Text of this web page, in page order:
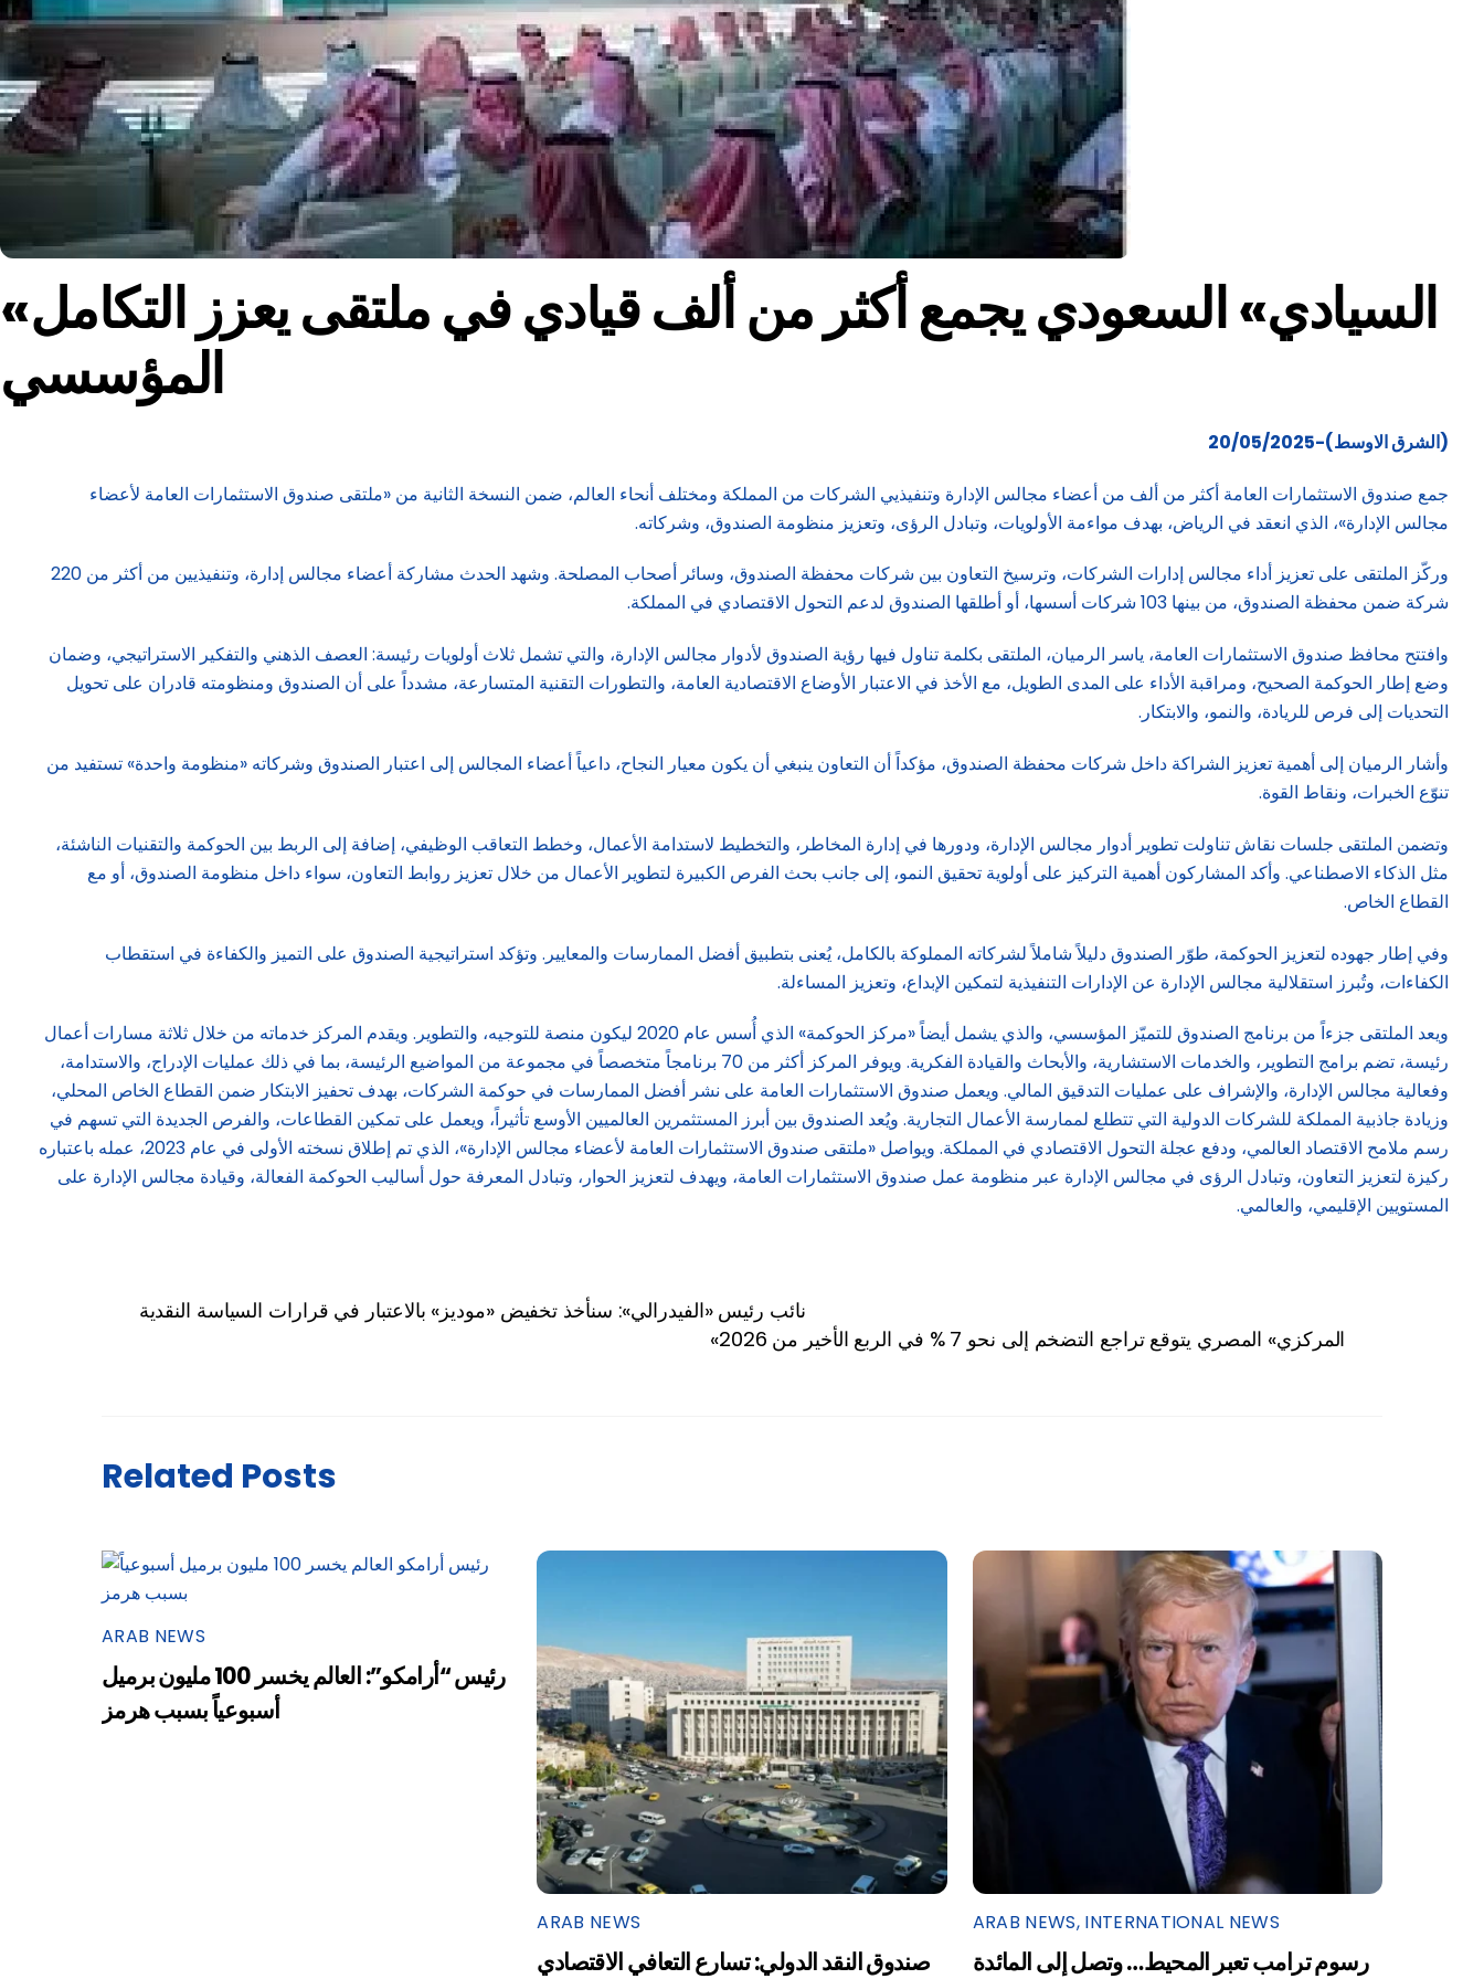
«السيادي» السعودي يجمع أكثر من ألف قيادي في ملتقى يعزز التكامل
المؤسسي
(الشرق الاوسط)-20/05/2025
جمع صندوق الاستثمارات العامة أكثر من ألف من أعضاء مجالس الإدارة وتنفيذيي الشركات من المملكة ومختلف أنحاء العالم، ضمن النسخة الثانية من «ملتقى صندوق الاستثمارات العامة لأعضاء
مجالس الإدارة»، الذي انعقد في الرياض، بهدف مواءمة الأولويات، وتبادل الرؤى، وتعزيز منظومة الصندوق، وشركاته.
وركّز الملتقى على تعزيز أداء مجالس إدارات الشركات، وترسيخ التعاون بين شركات محفظة الصندوق، وسائر أصحاب المصلحة. وشهد الحدث مشاركة أعضاء مجالس إدارة، وتنفيذيين من أكثر من 220
شركة ضمن محفظة الصندوق، من بينها 103 شركات أسسها، أو أطلقها الصندوق لدعم التحول الاقتصادي في المملكة.
وافتتح محافظ صندوق الاستثمارات العامة، ياسر الرميان، الملتقى بكلمة تناول فيها رؤية الصندوق لأدوار مجالس الإدارة، والتي تشمل ثلاث أولويات رئيسة: العصف الذهني والتفكير الاستراتيجي، وضمان
وضع إطار الحوكمة الصحيح، ومراقبة الأداء على المدى الطويل، مع الأخذ في الاعتبار الأوضاع الاقتصادية العامة، والتطورات التقنية المتسارعة، مشدداً على أن الصندوق ومنظومته قادران على تحويل
التحديات إلى فرص للريادة، والنمو، والابتكار.
وأشار الرميان إلى أهمية تعزيز الشراكة داخل شركات محفظة الصندوق، مؤكداً أن التعاون ينبغي أن يكون معيار النجاح، داعياً أعضاء المجالس إلى اعتبار الصندوق وشركاته «منظومة واحدة» تستفيد من
تنوّع الخبرات، ونقاط القوة.
وتضمن الملتقى جلسات نقاش تناولت تطوير أدوار مجالس الإدارة، ودورها في إدارة المخاطر، والتخطيط لاستدامة الأعمال، وخطط التعاقب الوظيفي، إضافة إلى الربط بين الحوكمة والتقنيات الناشئة،
مثل الذكاء الاصطناعي. وأكد المشاركون أهمية التركيز على أولوية تحقيق النمو، إلى جانب بحث الفرص الكبيرة لتطوير الأعمال من خلال تعزيز روابط التعاون، سواء داخل منظومة الصندوق، أو مع
القطاع الخاص.
وفي إطار جهوده لتعزيز الحوكمة، طوّر الصندوق دليلاً شاملاً لشركاته المملوكة بالكامل، يُعنى بتطبيق أفضل الممارسات والمعايير. وتؤكد استراتيجية الصندوق على التميز والكفاءة في استقطاب
الكفاءات، وتُبرز استقلالية مجالس الإدارة عن الإدارات التنفيذية لتمكين الإبداع، وتعزيز المساءلة.
ويعد الملتقى جزءاً من برنامج الصندوق للتميّز المؤسسي، والذي يشمل أيضاً «مركز الحوكمة» الذي أُسس عام 2020 ليكون منصة للتوجيه، والتطوير. ويقدم المركز خدماته من خلال ثلاثة مسارات أعمال
رئيسة، تضم برامج التطوير، والخدمات الاستشارية، والأبحاث والقيادة الفكرية. ويوفر المركز أكثر من 70 برنامجاً متخصصاً في مجموعة من المواضيع الرئيسة، بما في ذلك عمليات الإدراج، والاستدامة،
وفعالية مجالس الإدارة، والإشراف على عمليات التدقيق المالي. ويعمل صندوق الاستثمارات العامة على نشر أفضل الممارسات في حوكمة الشركات، بهدف تحفيز الابتكار ضمن القطاع الخاص المحلي،
وزيادة جاذبية المملكة للشركات الدولية التي تتطلع لممارسة الأعمال التجارية. ويُعد الصندوق بين أبرز المستثمرين العالميين الأوسع تأثيراً، ويعمل على تمكين القطاعات، والفرص الجديدة التي تسهم في
رسم ملامح الاقتصاد العالمي، ودفع عجلة التحول الاقتصادي في المملكة. ويواصل «ملتقى صندوق الاستثمارات العامة لأعضاء مجالس الإدارة»، الذي تم إطلاق نسخته الأولى في عام 2023، عمله باعتباره
ركيزة لتعزيز التعاون، وتبادل الرؤى في مجالس الإدارة عبر منظومة عمل صندوق الاستثمارات العامة، ويهدف لتعزيز الحوار، وتبادل المعرفة حول أساليب الحوكمة الفعالة، وقيادة مجالس الإدارة على
المستويين الإقليمي، والعالمي.
نائب رئيس «الفيدرالي»: سنأخذ تخفيض «موديز» بالاعتبار في قرارات السياسة النقدية
«المركزي» المصري يتوقع تراجع التضخم إلى نحو 7 % في الربع الأخير من 2026
Related Posts
ARAB NEWS
رئيس “أرامكو”: العالم يخسر 100 مليون برميل
أسبوعياً بسبب هرمز
ARAB NEWS
صندوق النقد الدولي: تسارع التعافي الاقتصادي
ARAB NEWS, INTERNATIONAL NEWS
رسوم ترامب تعبر المحيط… وتصل إلى المائدة